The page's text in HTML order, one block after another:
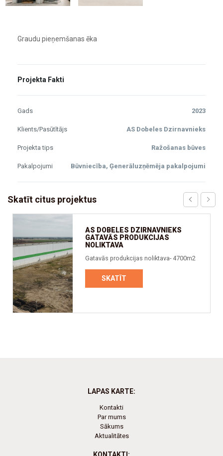
Graudu pieņemšanas ēka
Projekta Fakti
Gads 2023
Klients/Pasūtītājs AS Dobeles Dzirnavnieks
Projekta tips Ražošanas būves
Pakalpojumi Būvniecība, Ģenerāluzņēmēja pakalpojumi
Skatīt citus projektus
AS DOBELES DZIRNAVNIEKS
GATAVĀS PRODUKCIJAS
NOLIKTAVA
Gatavās produkcijas noliktava- 4700m2
SKATĪT
LAPAS KARTE:
Kontakti
Par mums
Sākums
Aktualitātes